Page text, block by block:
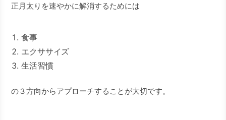
正月太りを速やかに解消するためには
食事
エクササイズ
生活習慣
の３方向からアプローチすることが大切です。